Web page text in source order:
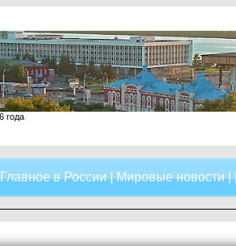
года
Главное в России|Мировые новости|